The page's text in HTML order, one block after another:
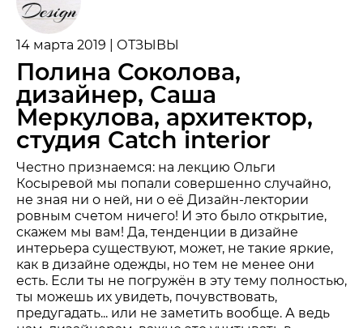
14 марта 2019 | ОТЗЫВЫ
Полина Соколова,
дизайнер, Саша
Меркулова, архитектор,
студия Сatch interior
Честно признаемся: на лекцию Ольги
Косыревой мы попали совершенно случайно,
не зная ни о ней, ни о её Дизайн-лектории
ровным счетом ничего! И это было открытие,
скажем мы вам! Да, тенденции в дизайне
интерьера существуют, может, не такие яркие,
как в дизайне одежды, но тем не менее они
есть. Если ты не погружён в эту тему полностью,
ты можешь их увидеть, почувствовать,
предугадать... или не заметить вообще. А ведь